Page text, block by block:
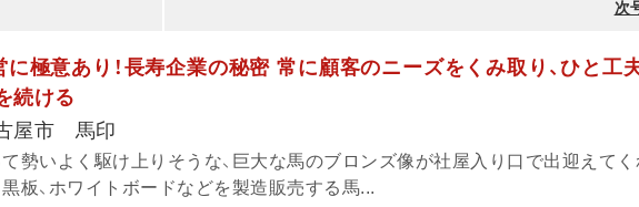
次
に極意あり！長寿企業の秘密 常に顧客のニーズをくみ取り、ひと工
続ける
屋市 馬印
勢いよく駆け上りそうな、巨大な馬のブロンズ像が社屋入り口で出迎えてく
板、ホワイトボードなどを製造販売する馬...